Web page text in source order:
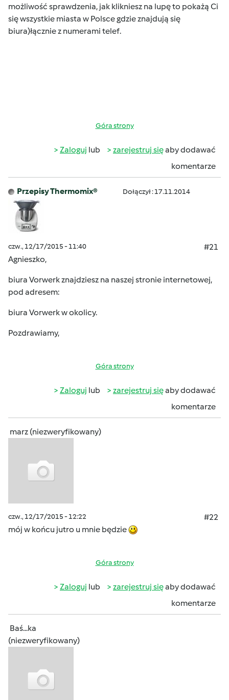
możliwość sprawdzenia, jak klikniesz na lupę to pokażą Ci
się wszystkie miasta w Polsce gdzie znajdują się
biura)łącznie z numerami telef.
Góra strony
Zaloguj lub zarejestruj sięaby dodawać
komentarze
Przepisy Thermomix® Dołączył : 17.11.2014
czw., 12/17/2015 - 11:40
#21
Agnieszko,
biura Vorwerk znajdziesz na naszej stronie internetowej,
pod adresem:
biura Vorwerk w okolicy.
Pozdrawiamy,
Góra strony
Zaloguj lub zarejestruj sięaby dodawać
komentarze
marz (niezweryfikowany)
czw., 12/17/2015 - 12:22
#22
mój w końcu jutro u mnie będzie
Góra strony
Zaloguj lub zarejestruj sięaby dodawać
komentarze
Baś...ka
(niezweryfikowany)